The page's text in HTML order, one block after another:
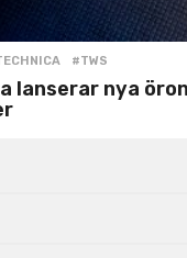
,#TWS
lanserar nya